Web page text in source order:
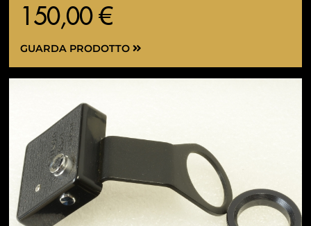
150,00 €
GUARDA PRODOTTO